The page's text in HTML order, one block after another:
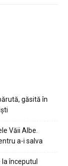
găsită în
Văii Albe.
a-i salva
începutul